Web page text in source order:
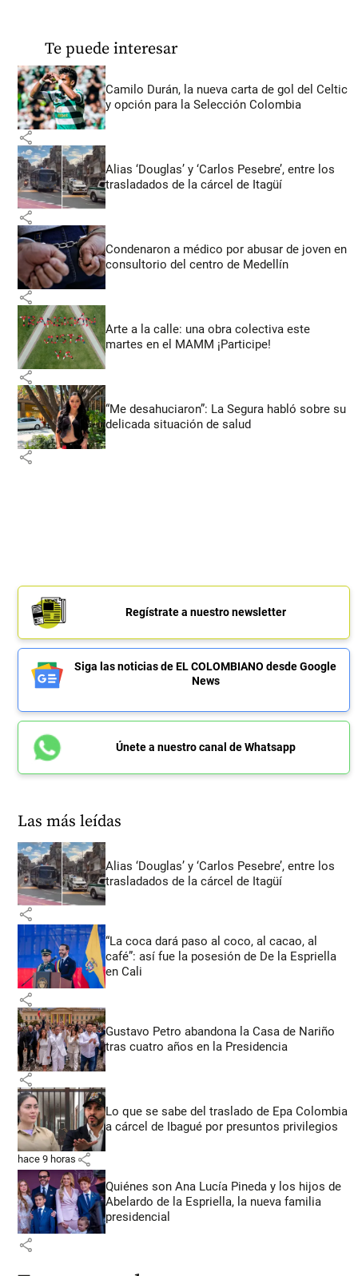
Te puede interesar
Camilo Durán, la nueva carta de gol del Celtic
y opción para la Selección Colombia
share
Alias ‘Douglas’ y ‘Carlos Pesebre’, entre los
trasladados de la cárcel de Itagüí
share
Condenaron a médico por abusar de joven en
consultorio del centro de Medellín
share
Arte a la calle: una obra colectiva este
martes en el MAMM ¡Participe!
share
“Me desahuciaron”: La Segura habló sobre su
delicada situación de salud
share
Regístrate a nuestro newsletter
Siga las noticias de EL COLOMBIANO desde Google
News
Únete a nuestro canal de Whatsapp
Las más leídas
Alias ‘Douglas’ y ‘Carlos Pesebre’, entre los
trasladados de la cárcel de Itagüí
share
“La coca dará paso al coco, al cacao, al
café”: así fue la posesión de De la Espriella
en Cali
share
Gustavo Petro abandona la Casa de Nariño
tras cuatro años en la Presidencia
share
Lo que se sabe del traslado de Epa Colombia
a cárcel de Ibagué por presuntos privilegios
hace 9 horas share
Quiénes son Ana Lucía Pineda y los hijos de
Abelardo de la Espriella, la nueva familia
presidencial
share